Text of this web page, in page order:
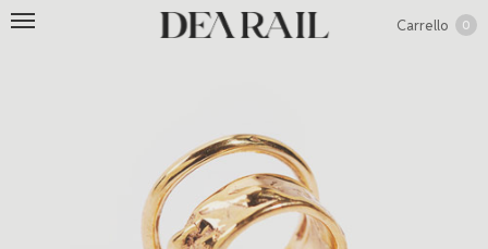
Carrello 0